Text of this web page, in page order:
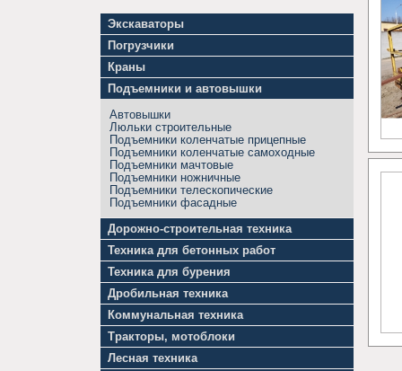
Экскаваторы
Мини-
экскаваторы
Экскаваторы
гусеничные
Экскаваторы
колесные
Экскаваторы
цепные
Экскаваторы-
амфибии
Экскаваторы-
планировщики
Экскаваторы-
погрузчики
Погрузчики
Мини-
погрузчики
Погрузчики
вилочные
Погрузчики
телескопические
Погрузчики
фронтальные
Краны
Автокраны
Башенные
краны
Гусеничные
краны
Козловые
краны
Консольные
краны
Краны-
манипуляторы
Мини-
краны
Мостовые
краны
Подъемники и автовышки
Автовышки
Люльки строительные
Подъемники коленчатые прицепные
Подъемники коленчатые самоходные
Подъемники мачтовые
Подъемники ножничные
Подъемники телескопические
Подъемники фасадные
Дорожно-строительная техника
Асфальтобетонные,
асфальтные
заводы
Асфальтоукладчики
Битумощебнераспределители
Бордюроукладчики,
уширители
обочин
Бульдозеры
Грейдеры
Гудронаторы
Техника для бетонных работ
Автобетононасосы,
бетононасосы
Автобетоносмесители
(бетоносмесители)
Бетонные
заводы
Бетоносмесители
стационарные,
бетоносмесительные
Техника для бурения
Сваебойные
установки
Установки
вертикального,
наклонного
бурения
Установки
Дробильная техника
Грохоты
Дробилки
(дробильные
установки)
Дробилки
Коммунальная техника
Ассенизаторские
машины
Вакуумные
машины
Тракторы, мотоблоки
Минитракторы
Мотоблоки
Лесная техника